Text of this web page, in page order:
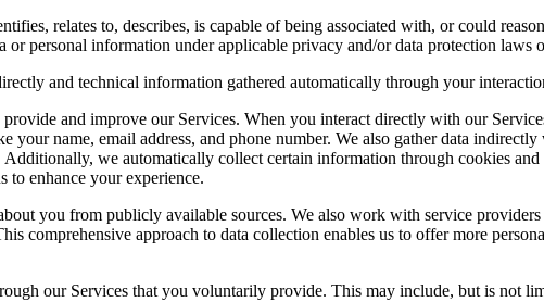
relates to, describes, is capable of being associated with, or could
or personal information under applicable privacy and/or data protection laws
and technical information gathered automatically through your
and improve our Services. When you interact directly with our
name, email address, and phone number. We also gather data
we automatically collect certain information through cookies
to enhance your experience.
you from publicly available sources. We also work with service
comprehensive approach to data collection enables us to offer more
our Services that you voluntarily provide. This may include, but is not